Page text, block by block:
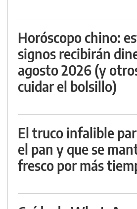
Horóscopo chino:
signos recibirán
agosto 2026 (y
cuidar el bolsillo)
El truco infalible
el pan y que se
fresco por más